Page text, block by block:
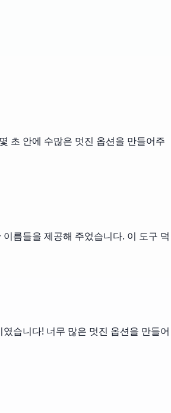
초 안에 수많은 멋진 옵션을 만들어주
름들을 제공해 주었습니다. 이 도구 덕
습니다! 너무 많은 멋진 옵션을 만들어